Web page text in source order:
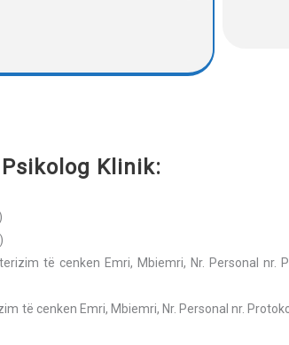
Klinik:
të cenken Emri, Mbiemri, Nr. Personal
të cenken Emri, Mbiemri, Nr. Personal nr.